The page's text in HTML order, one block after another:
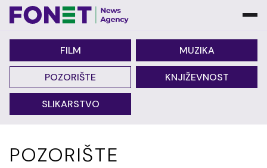
FILM MUZIKA
POZORIŠTE KNJIŽEVNOST
SLIKARSTVO
POZORIŠTE